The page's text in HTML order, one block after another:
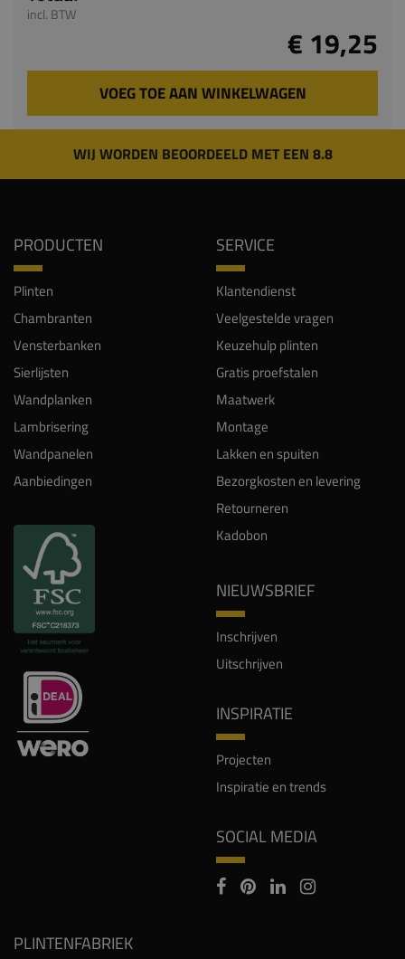
incl. BTW
€ 19,25
VOEG TOE AAN WINKELWAGEN
WIJ WORDEN BEOORDEELD MET EEN 8.8
PRODUCTEN
Plinten
Chambranten
Vensterbanken
Sierlijsten
Wandplanken
Lambrisering
Wandpanelen
Aanbiedingen
SERVICE
Klantendienst
Veelgestelde vragen
Keuzehulp plinten
Gratis proefstalen
Maatwerk
Montage
Lakken en spuiten
Bezorgkosten en levering
Retourneren
Kadobon
NIEUWSBRIEF
Inschrijven
Uitschrijven
INSPIRATIE
Projecten
Inspiratie en trends
SOCIAL MEDIA
PLINTENFABRIEK